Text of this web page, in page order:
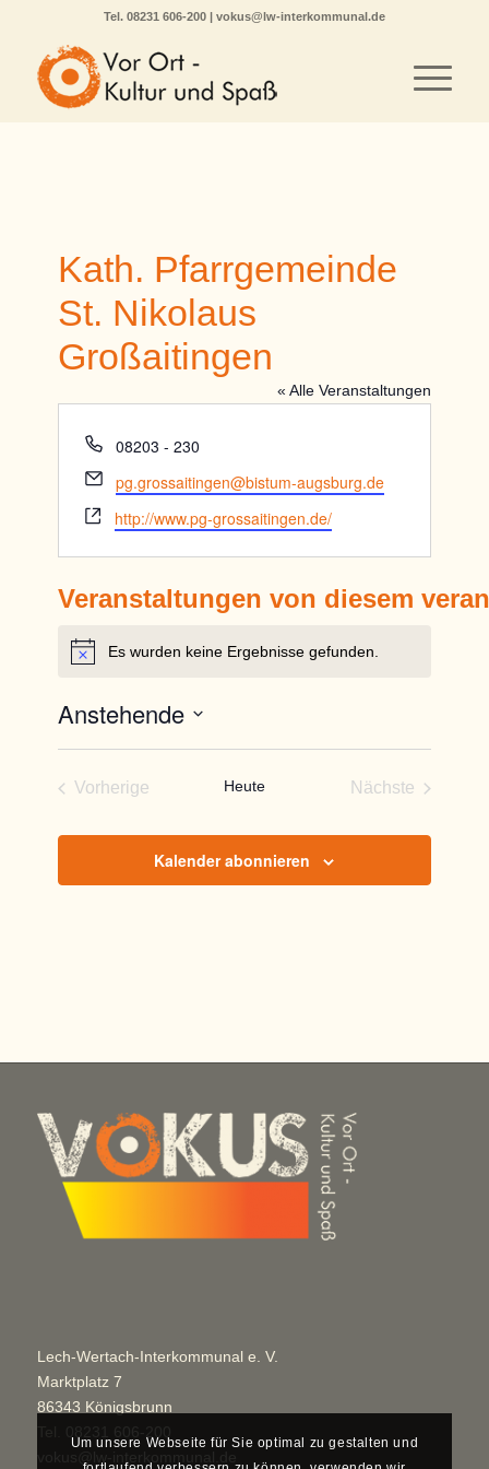
Tel. 08231 606-200 | vokus@lw-interkommunal.de
Kath. Pfarrgemeinde
St. Nikolaus
Großaitingen
« Alle Veranstaltungen
Telefon
08203 - 230
Email
pg.grossaitingen@bistum-augsburg.de
Webseite
http://www.pg-grossaitingen.de/
Veranstaltungen von diesem
HinweisEs wurden keine Ergebnisse gefunden.
Anstehende
Vorherige
Heute
Nächste
Kalender abonnieren
Lech-Wertach-Interkommunal e. V.
Marktplatz 7
86343 Königsbrunn
Um unsere Webseite für Sie optimal zu gestalten und